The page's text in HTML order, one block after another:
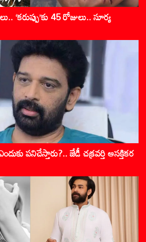
‘కరుప్పు’కు 45 రోజులు.. సూర్య
పనిచేస్తారు?.. జేడీ చక్రవర్తి ఆసక్తికర